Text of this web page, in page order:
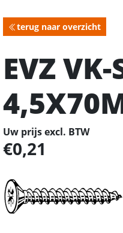
terug naar overzicht
EVZ
Uw prijs excl. BTW
0,21